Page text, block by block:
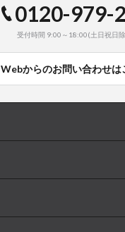
0120-979-
受付時間 9:00～18:00(土日祝日
Webからのお問い合わせは